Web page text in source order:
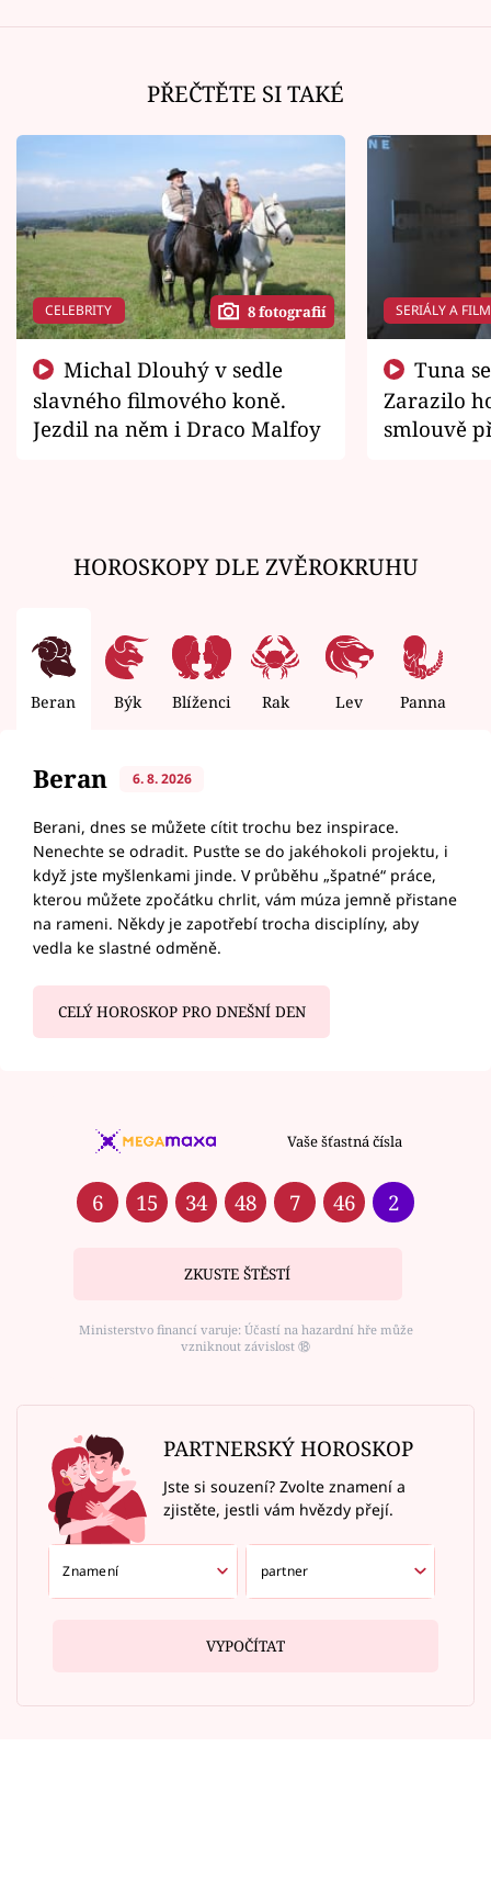
PŘEČTĚTE SI TAKÉ
CELEBRITY 8 fotografií
slavného filmového koně.
Jezdil na něm i Draco Malfoy
SERIÁLY A
Zarazilo
smlouvě
HOROSKOPY DLE ZVĚROKRUHU
Beran Býk Blíženci Rak Lev Panna
Beran 6. 8. 2026
Berani, dnes se můžete cítit trochu bez inspirace.
Nenechte se odradit. Pusťte se do jakéhokoli projektu, i
když jste myšlenkami jinde. V průběhu „špatné“ práce,
kterou můžete zpočátku chrlit, vám múza jemně přistane
na rameni. Někdy je zapotřebí trocha disciplíny, aby
vedla ke slastné odměně.
CELÝ HOROSKOP PRO DNEŠNÍ DEN
Vaše šťastná čísla
6 15 34 48 7 46 2
ZKUSTE ŠTĚSTÍ
Ministerstvo financí varuje: Účastí na hazardní hře může
vzniknout závislost ⑱
PARTNERSKÝ HOROSKOP
Jste si souzení? Zvolte znamení a
zjistěte, jestli vám hvězdy přejí.
VYPOČÍTAT